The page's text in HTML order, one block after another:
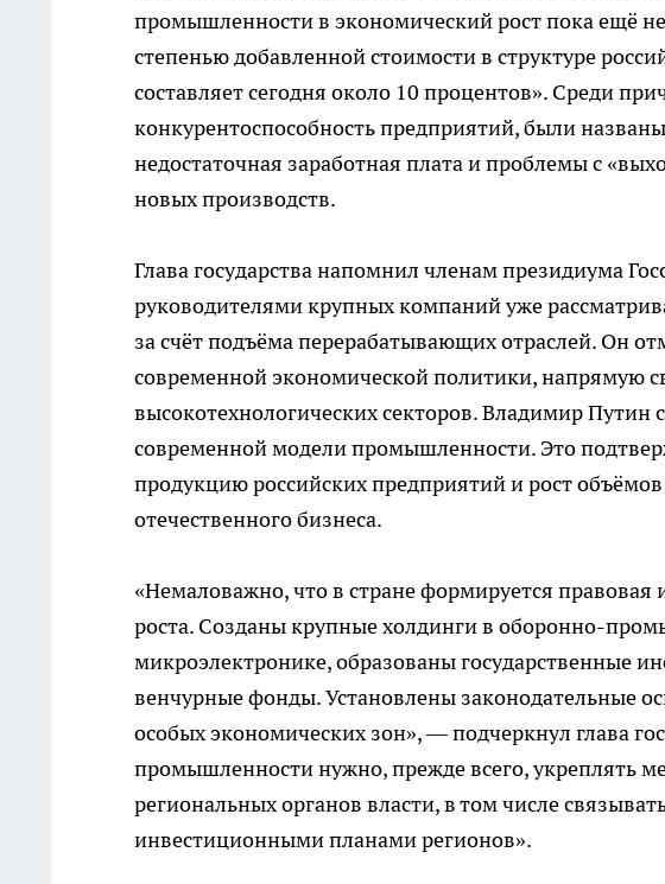
промышленности в экономический рост пока ещё
степенью добавленной стоимости в структуре
составляет сегодня около 10 процентов». Среди
конкурентоспособность предприятий, были
недостаточная заработная плата и проблемы с
новых производств.
Глава государства напомнил членам президиума
руководителями крупных компаний уже
за счёт подъёма перерабатывающих отраслей. Он
современной экономической политики, напрямую
высокотехнологических секторов. Владимир Путин
современной модели промышленности. Это
продукцию российских предприятий и рост
отечественного бизнеса.
«Немаловажно, что в стране формируется
роста. Созданы крупные холдинги в оборонно-
микроэлектронике, образованы государственные
венчурные фонды. Установлены законодательные
особых экономических зон», — подчеркнул глава
промышленности нужно, прежде всего, укреплять
региональных органов власти, в том числе
инвестиционными планами регионов».